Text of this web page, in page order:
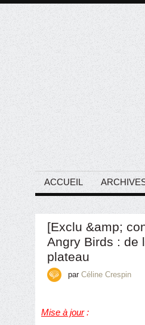
ACCUEIL
[Exclu &amp;
Angry Birds : de
plateau
par Céline Crespin
Mise à jour: